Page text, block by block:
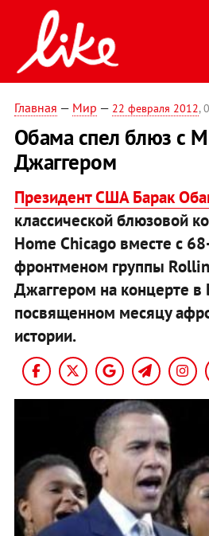
Главная — Мир — 22 февраля 2012,
Обама спел блюз с
Джаггером
Президент США Барак
классической блюзовой
Home Chicago вместе с
фронтменом группы
Джаггером на концерте
посвященном месяцу
истории.